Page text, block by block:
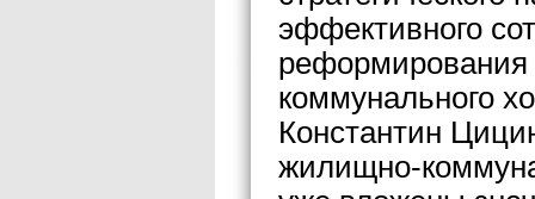
эффективного
коммунального
Константин
жилищно-